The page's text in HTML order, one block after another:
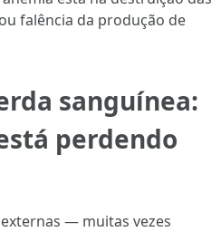
falência da produção de
sanguínea:
perdendo
— muitas vezes